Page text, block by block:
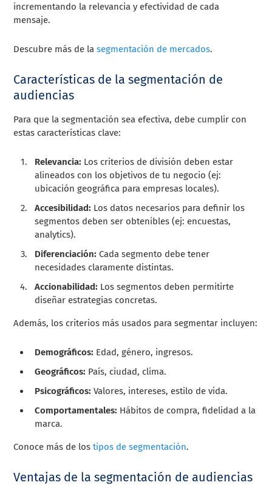
incrementando la relevancia y efectividad de cada
mensaje.
Descubre más de lasegmentación de mercados.
Características de la segmentación de
audiencias
Para que la segmentación sea efectiva, debe cumplir con
estas características clave:
Relevancia: Los criterios de división deben estar
alineados con los objetivos de tu negocio (ej:
ubicación geográfica para empresas locales).
Accesibilidad: Los datos necesarios para definir los
segmentos deben ser obtenibles (ej: encuestas,
analytics).
Diferenciación: Cada segmento debe tener
necesidades claramente distintas.
Accionabilidad: Los segmentos deben permitirte
diseñar estrategias concretas.
Además, los criterios más usados para segmentar incluyen:
Demográficos: Edad, género, ingresos.
Geográficos: País, ciudad, clima.
Psicográficos: Valores, intereses, estilo de vida.
Comportamentales: Hábitos de compra, fidelidad a la
marca.
Conoce más de lostipos de segmentación.
Ventajas de la segmentación de audiencias